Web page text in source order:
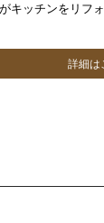
ッチンをリフ
詳細